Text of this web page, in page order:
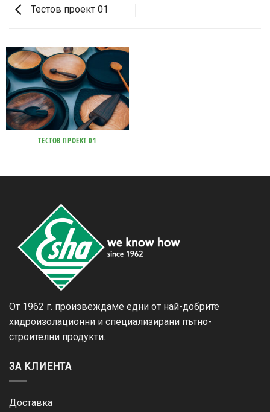
Тестов проект 01
ТЕСТОВ ПРОЕКТ 01
От 1962 г. произвеждаме едни от най-добрите
хидроизолационни и специализирани пътно-
строителни продукти.
ЗА КЛИЕНТА
Доставка